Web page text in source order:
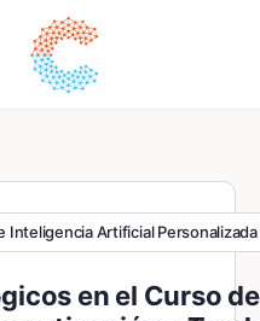
Inteligencia Artificial Personalizada
en el Curso de